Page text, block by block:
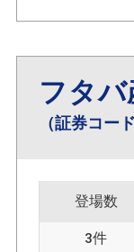
フタ
（証券コー
登場数
3件